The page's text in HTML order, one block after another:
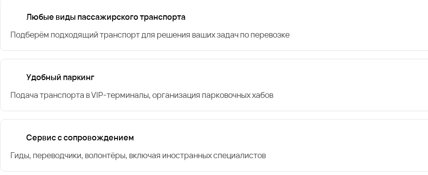
Любые виды пассажирского транспорта
Подберём подходящий транспорт для решения ваших задач по перевозке
Удобный паркинг
Подача транспорта в VIP-терминалы, организация парковочных хабов
Сервис с сопровождением
Гиды, переводчики, волонтёры, включая иностранных специалистов